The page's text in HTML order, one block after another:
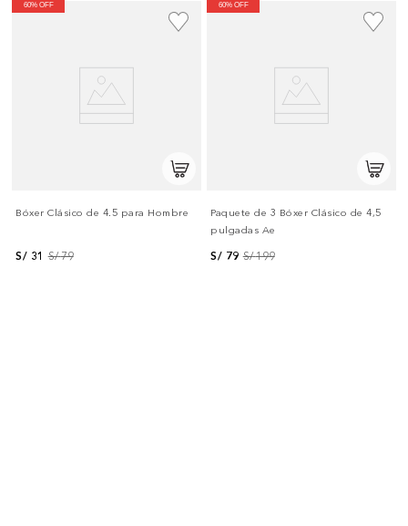
60% OFF
Bóxer Clásico de 4.5 para Hombre
S/ 31 S/ 79
60% OFF
Paquete de 3 Bóxer Clásico de 4,5
pulgadas Ae
S/ 79 S/ 199